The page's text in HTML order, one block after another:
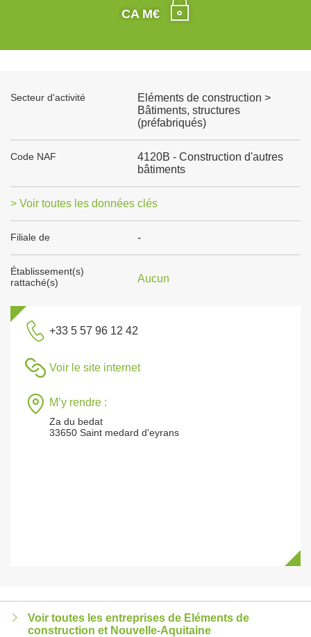
CA M€
Secteur d'activité
Eléments de construction >
Bâtiments, structures
(préfabriqués)
Code NAF
4120B - Construction d'autres
bâtiments
> Voir toutes les données clés
Filiale de -
Établissement(s)
rattaché(s)
Aucun
+33 5 57 96 12 42
Voir le site internet
M’y rendre :
Za du bedat
33650 Saint medard d'eyrans
Voir toutes les entreprises de Eléments de
construction et Nouvelle-Aquitaine